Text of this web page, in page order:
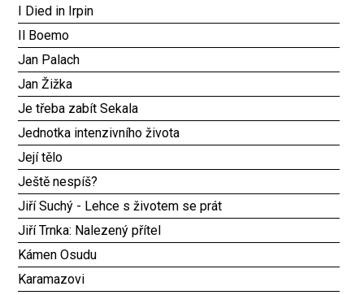
I Died in Irpin
Il Boemo
Jan Palach
Jan Žižka
Je třeba zabít Sekala
Jednotka intenzivního života
Její tělo
Ještě nespíš?
Jiří Suchý - Lehce s životem se prát
Jiří Trnka: Nalezený přítel
Kámen Osudu
Karamazovi